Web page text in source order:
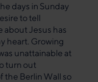
days in Sunday
to tell
about Jesus has
heart. Growing
unattainable at
turn out
the Berlin Wall so